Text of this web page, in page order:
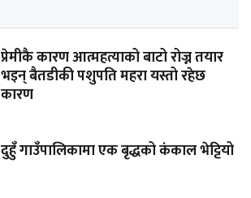
प्रेमीकै कारण आत्महत्याको बाटो रोज्न तयार
भइन् बैतडीकी पशुपति महरा यस्तो रहेछ
कारण
दुहुँ गाउँपालिकामा एक बृद्धको कंकाल भेट्टियो